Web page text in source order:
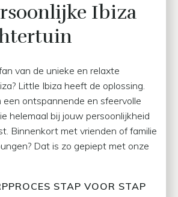
Ibiza
van de unieke en relaxte
Little Ibiza heeft de oplossing.
ontspannende en sfeervolle
helemaal bij jouw persoonlijkheid
Binnenkort met vrienden of familie
Dat is zo gepiept met onze
STAP VOOR STAP